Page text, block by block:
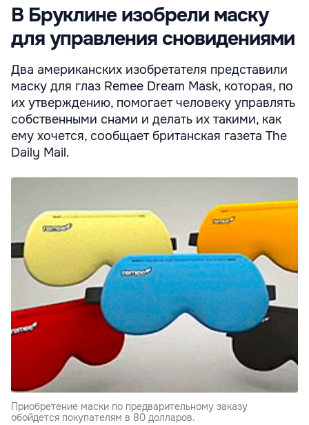
В Бруклине изобрели маску
для управления сновидениями
Два американских изобретателя представили
маску для глаз Remee Dream Mask, которая, по
их утверждению, помогает человеку управлять
собственными снами и делать их такими, как
ему хочется, сообщает британская газета The
Daily Mail.
Приобретение маски по предварительному заказу
обойдется покупателям в 80 долларов.